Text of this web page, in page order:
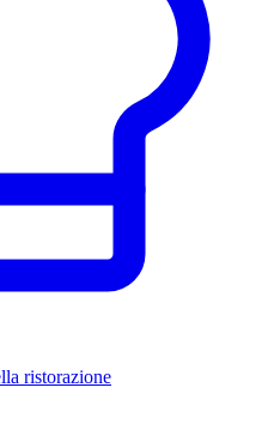
ristorazione